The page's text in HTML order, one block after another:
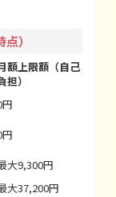
）
額上限額（自己
担）
大9,300円
大37,200円